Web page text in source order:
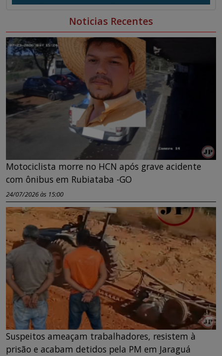
Noticias Recentes
Motociclista morre no HCN após grave acidente
com ônibus em Rubiataba -GO
24/07/2026 às 15:00
Suspeitos ameaçam trabalhadores, resistem à
prisão e acabam detidos pela PM em Jaraguá